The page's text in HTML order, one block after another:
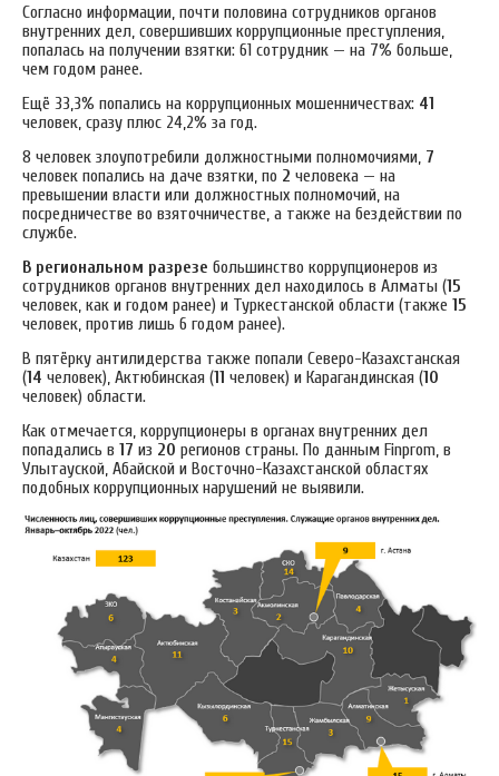
Согласно информации, почти половина сотрудников органов
внутренних дел, совершивших коррупционные преступления,
попалась на получении взятки: 61 сотрудник — на 7% больше,
чем годом ранее.
Ещё 33,3% попались на коррупционных мошенничествах: 41
человек, сразу плюс 24,2% за год.
8 человек злоупотребили должностными полномочиями, 7
человек попались на даче взятки, по 2 человека — на
превышении власти или должностных полномочий, на
посредничестве во взяточничестве, а также на бездействии по
службе.
В региональном разрезе большинство коррупционеров из
сотрудников органов внутренних дел находилось в Алматы (15
человек, как и годом ранее) и Туркестанской области (также 15
человек, против лишь 6 годом ранее).
В пятёрку антилидерства также попали Северо-Казахстанская
(14 человек), Актюбинская (11 человек) и Карагандинская (10
человек) области.
Как отмечается, коррупционеры в органах внутренних дел
попадались в 17 из 20 регионов страны. По данным Finprom, в
Улытауской, Абайской и Восточно-Казахстанской областях
подобных коррупционных нарушений не выявили.